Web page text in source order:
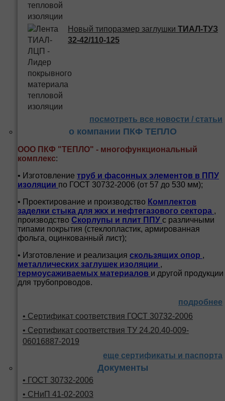
Новый типоразмер заглушки ТИАЛ-ТУЗ
32-42/110-125
посмотреть все новости / статьи
о компании ПКФ ТЕПЛО
ООО ПКФ "ТЕПЛО" - многофункциональный
комплекс:
• Изготовление труб и фасонных элементов в ППУ
изоляции по ГОСТ 30732-2006 (от 57 до 530 мм);
• Проектирование и производство Комплектов
заделки стыка для жкх и нефтегазового сектора ,
производство Скорлупы и плит ППУ с различными
типами покрытия (стеклопластик, армированная
фольга, оцинкованный лист);
• Изготовление и реализация скользящих опор ,
металлических заглушек изоляции ,
термоусаживаемых материалов и другой продукции
для трубопроводов.
подробнее
• Сертификат соответствия ГОСТ 30732-2006
• Сертификат соответствия ТУ 24.20.40-009-
06016887-2019
еще сертификаты и паспорта
Документы
• ГОСТ 30732-2006
• СНиП 41-02-2003